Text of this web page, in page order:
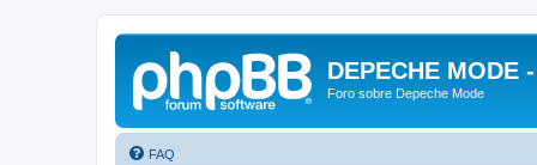
DEPECHE MODE
Foro sobre Depeche Mode
FAQ